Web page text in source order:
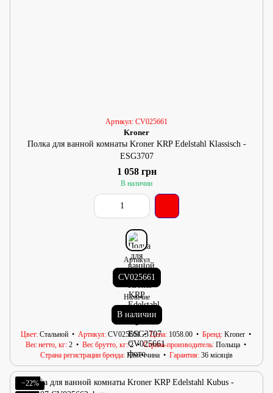
Артикул: CV025661
Kroner
Полка для ванной комнаты Kroner KRP Edelstahl Klassisch -
ESG3707
1 058 грн
В наличии
Артикул
CV025661
Наличие
В наличии
Цвет Стальной Артикул CV025661 Цена 1058.00 Бренд Kroner
Вес нетто, кг 2 Вес брутто, кг 2 Страна-производитель Польща
Страна регистрации бренда Німеччина Гарантия 36 місяців
−22%